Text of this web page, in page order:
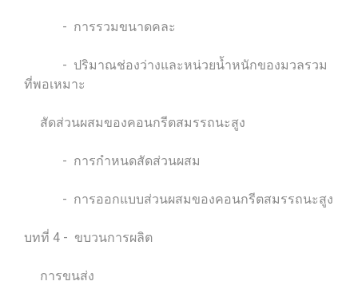
- การรวมขนาดคละ
- ปริมาณช่องว่างและหน่วยน้ำหนักของมวลรวม
ที่พอเหมาะ
สัดส่วนผสมของคอนกรีตสมรรถนะสูง
- การกำหนดสัดส่วนผสม
- การออกแบบส่วนผสมของคอนกรีตสมรรถนะสูง
บทที่ 4 - ขบวนการผลิต
การขนส่ง